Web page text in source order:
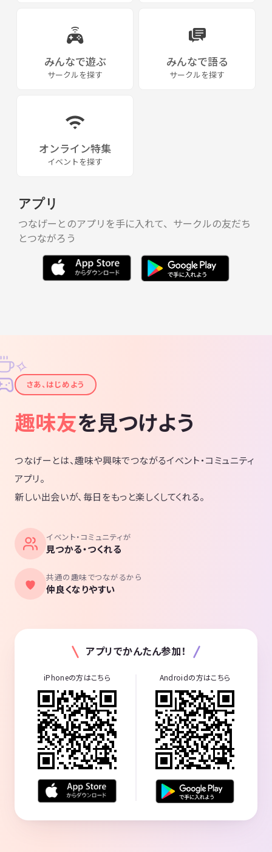
みんなで遊ぶ
サークルを探す
みんなで語る
サークルを探す
オンライン特集
イベントを探す
アプリ
つなげーとのアプリを手に入れて、サークルの友だち
とつながろう
✦
✧
さあ、はじめよう
趣味友を見つけよう
つなげーとは、趣味や興味でつながるイベント・コミュニティ
アプリ。
新しい出会いが、毎日をもっと楽しくしてくれる。
イベント・コミュニティが
見つかる・つくれる
共通の趣味でつながるから
仲良くなりやすい
アプリでかんたん参加！
iPhoneの方はこちら Androidの方はこちら